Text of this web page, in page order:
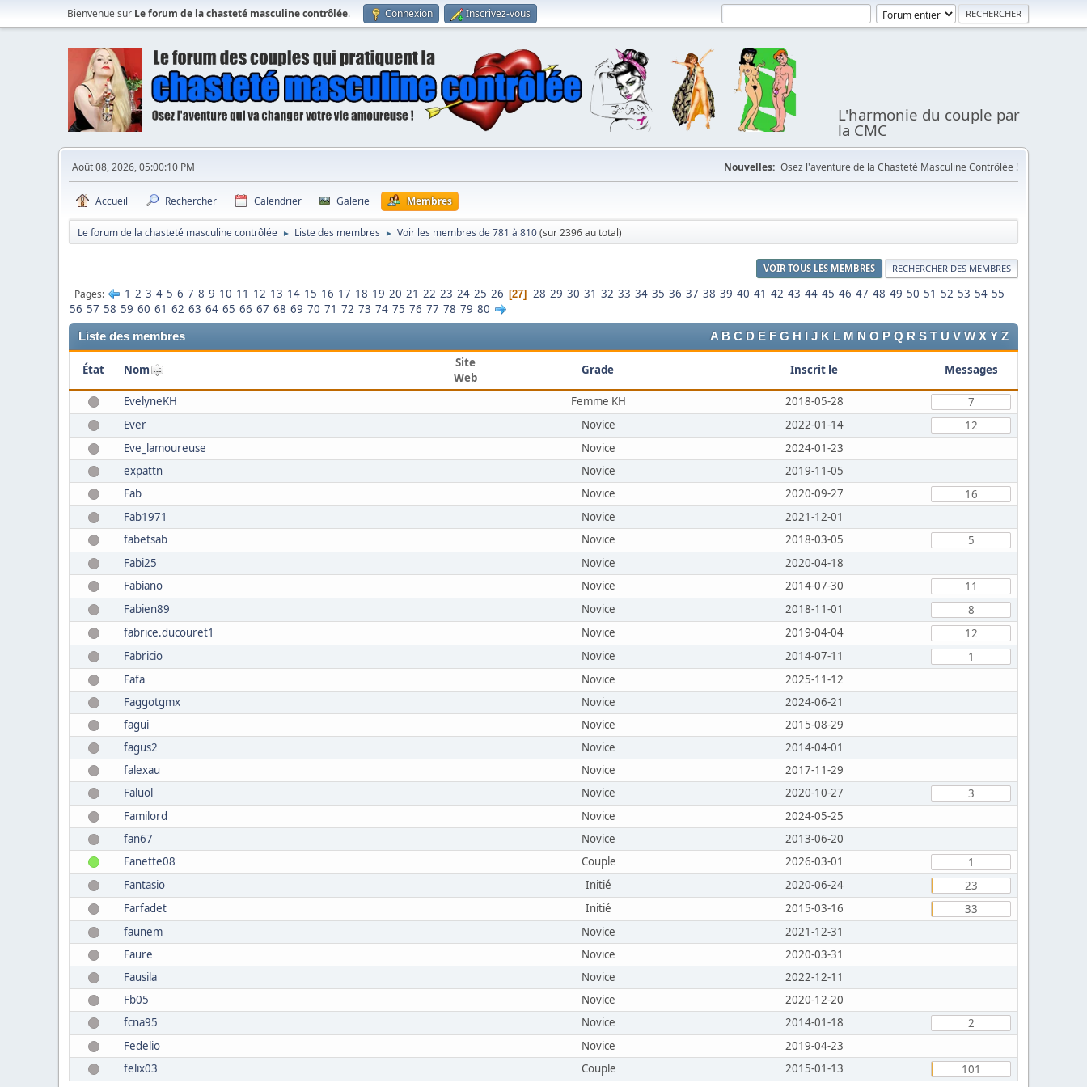
Bienvenue sur Le forum de la chasteté masculine contrôlée. Connexion Inscrivez-vous
L'harmonie du couple par
la CMC
Août 08, 2026, 05:00:10 PM Nouvelles: Osez l'aventure de la Chasteté Masculine Contrôlée !
Accueil Rechercher Calendrier Galerie Membres
Le forum de la chasteté masculine contrôlée ► Liste des membres ► Voir les membres de 781 à 810(sur 2396 au total)
VOIR TOUS LES MEMBRES RECHERCHER DES MEMBRES
Pages 1 2 3 4 5 6 7 8 9 10 11 12 13 14 15 16 17 18 19 20 21 22 23 24 25 26 27 28 29 30 31 32 33 34 35 36 37 38 39 40 41 42 43 44 45 46 47 48 49 50 51 52 53 54 55
56 57 58 59 60 61 62 63 64 65 66 67 68 69 70 71 72 73 74 75 76 77 78 79 80
Liste des membres A B C D E F G H I J K L M N O P Q R S T U V W X Y Z
État Nom
Site
Web
Grade Inscrit le Messages
EvelyneKH Femme KH 2018-05-28
7
Ever
Novice 2022-01-14
12
Eve_lamoureuse
Novice
2024-01-23
expattn
Novice
2019-11-05
Fab
Novice 2020-09-27
16
Fab1971
Novice
2021-12-01
fabetsab
Novice 2018-03-05
5
Fabi25
Novice
2020-04-18
Fabiano
Novice 2014-07-30
11
Fabien89
Novice 2018-11-01
8
fabrice.ducouret1
Novice 2019-04-04
12
Fabricio
Novice 2014-07-11
1
Fafa
Novice
2025-11-12
Faggotgmx
Novice
2024-06-21
fagui
Novice
2015-08-29
fagus2
Novice
2014-04-01
falexau
Novice
2017-11-29
Faluol
Novice 2020-10-27
3
Familord
Novice
2024-05-25
fan67
Novice
2013-06-20
Fanette08
Couple 2026-03-01
1
Fantasio
Initié 2020-06-24
23
Farfadet
Initié 2015-03-16
33
faunem
Novice
2021-12-31
Faure
Novice
2020-03-31
Fausila
Novice
2022-12-11
Fb05
Novice
2020-12-20
fcna95
Novice 2014-01-18
2
Fedelio
Novice
2019-04-23
felix03
Couple 2015-01-13 101